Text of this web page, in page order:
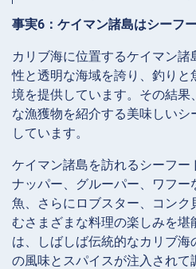
事実6：ケイマン諸島はシーフ
カリブ海に位置するケイマン
性と透明な海域を誇り、釣り
境を提供しています。その結
な漁獲物を紹介する美味しい
しています。
ケイマン諸島を訪れるシーフー
ナッパー、グルーパー、ワフー
魚、さらにロブスター、コン
むさまざまな料理の楽しみを
は、しばしば伝統的なカリブ
の風味とスパイスが注入され